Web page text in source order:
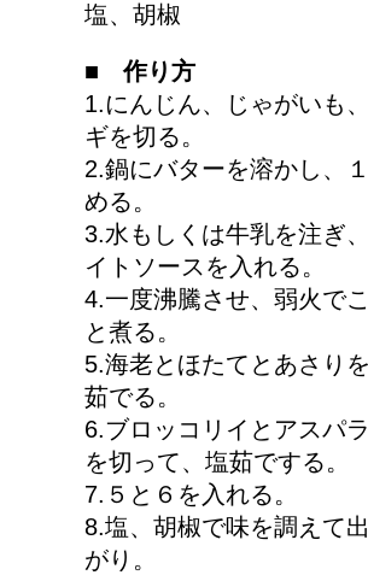
の違和感の原
第二次世界大戦
日本の徴兵年齢
塩、胡椒
■ 作り方
1.にんじん、じゃがいも
ギを切る。
2.鍋にバターを溶かし、
める。
3.水もしくは牛乳を注ぎ
イトソースを入れる。
4.一度沸騰させ、弱火で
と煮る。
5.海老とほたてとあさり
茹でる。
6.ブロッコリイとアスパ
を切って、塩茹でする。
7.５と６を入れる。
8.塩、胡椒で味を調えて
がり。